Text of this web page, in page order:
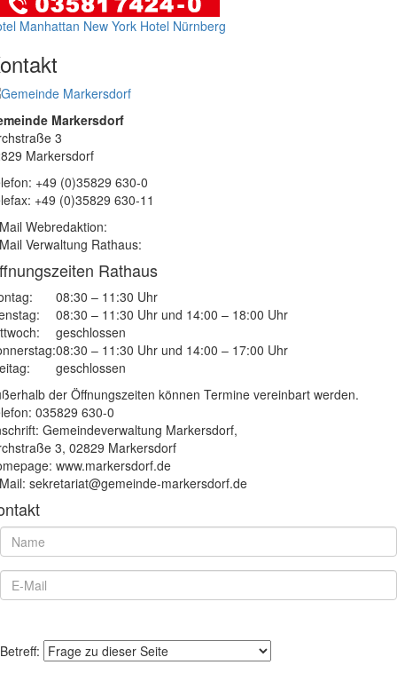
Manhattan New York Hotel Nürnberg
Markersdorf
3
Markersdorf
+49 (0)35829 630-0
+49 (0)35829 630-11
Webredaktion:
Verwaltung Rathaus:
Rathaus
08:30 – 11:30 Uhr
08:30 – 11:30 Uhr und 14:00 – 18:00 Uhr
geschlossen
08:30 – 11:30 Uhr und 14:00 – 17:00 Uhr
geschlossen
der Öffnungszeiten können Termine vereinbart werden.
035829 630-0
Gemeindeverwaltung Markersdorf,
3, 02829 Markersdorf
www.markersdorf.de
sekretariat@gemeinde-markersdorf.de
Betreff: